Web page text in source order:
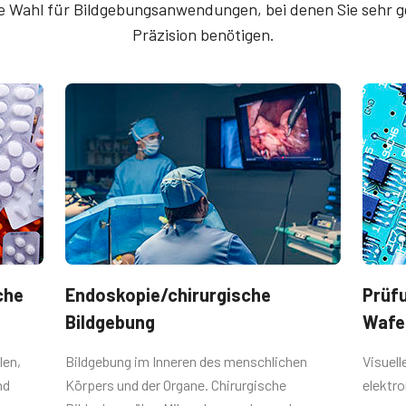
SDK for JAI (64 bit)
RoHS Declaration -
FCC Report - AP-
12-poliger
Ausgangsstecker
weiblicher
mit fliegenden Anschlüssen.
Wahl für Bildgebungsanwendungen, bei denen Sie sehr
Präzision benötigen.
Endoskopie/chirurgische
Bildgebung
Bildgebung im Inneren des menschlichen
Körpers und der Organe. Chirurgische